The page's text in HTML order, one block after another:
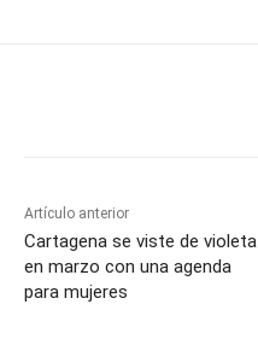
Artículo anterior
Cartagena se viste de violeta
en marzo con una agenda
para mujeres